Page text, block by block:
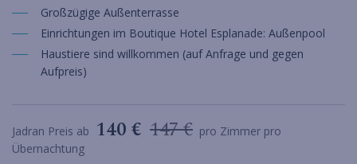
Großzügige Außenterrasse
Einrichtungen im Boutique Hotel Esplanade: Außenpool
Haustiere sind willkommen (auf Anfrage und gegen
Aufpreis)
Jadran Preis ab 140 € 147 € pro Zimmer pro
Übernachtung